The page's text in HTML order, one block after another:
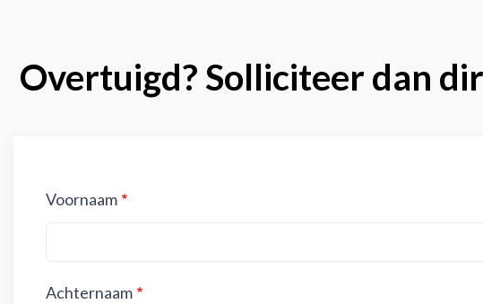
Overtuigd? Solliciteer dan
Voornaam
Achternaam